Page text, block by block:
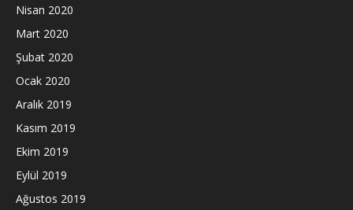
Nisan 2020
Mart 2020
Şubat 2020
Ocak 2020
Aralık 2019
Kasım 2019
Ekim 2019
Eylül 2019
Ağustos 2019